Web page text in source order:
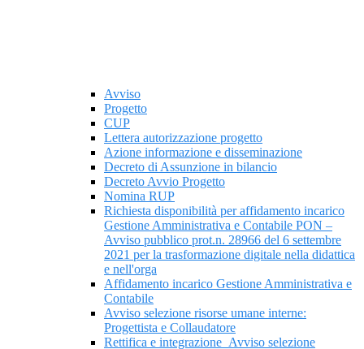
Avviso
Progetto
CUP
Lettera autorizzazione progetto
Azione informazione e disseminazione
Decreto di Assunzione in bilancio
Decreto Avvio Progetto
Nomina RUP
Richiesta disponibilità per affidamento incarico
Gestione Amministrativa e Contabile PON –
Avviso pubblico prot.n. 28966 del 6 settembre
2021 per la trasformazione digitale nella didattica
e nell'orga
Affidamento incarico Gestione Amministrativa e
Contabile
Avviso selezione risorse umane interne:
Progettista e Collaudatore
Rettifica e integrazione_Avviso selezione